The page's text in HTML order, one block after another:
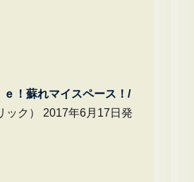
ｅ！蘇れマイスペース！/
ク） 2017年6月17日発